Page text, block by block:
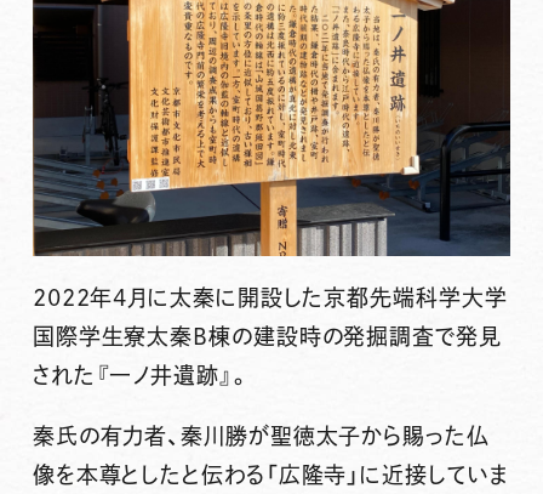
2022年4月に太秦に開設した京都先端科学大学
国際学生寮太秦B棟の建設時の発掘調査で発見
された『一ノ井遺跡』。
秦氏の有力者、秦川勝が聖徳太子から賜った仏
像を本尊としたと伝わる「広隆寺」に近接していま